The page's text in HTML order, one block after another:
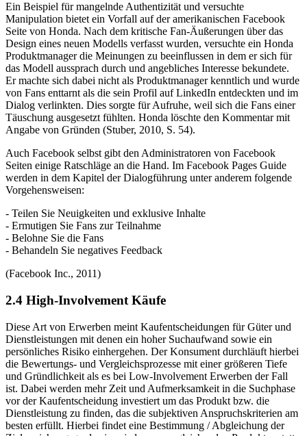
Ein Beispiel für mangelnde Authentizität und versuchte
Manipulation bietet ein Vorfall auf der amerikanischen Facebook
Seite von Honda. Nach dem kritische Fan-Äußerungen über das
Design eines neuen Modells verfasst wurden, versuchte ein Honda
Produktmanager die Meinungen zu beeinflussen in dem er sich für
das Modell aussprach durch und angebliches Interesse bekundete.
Er machte sich dabei nicht als Produktmanager kenntlich und wurde
von Fans enttarnt als die sein Profil auf LinkedIn entdeckten und im
Dialog verlinkten. Dies sorgte für Aufruhe, weil sich die Fans einer
Täuschung ausgesetzt fühlten. Honda löschte den Kommentar mit
Angabe von Gründen (Stuber, 2010, S. 54).
Auch Facebook selbst gibt den Administratoren von Facebook
Seiten einige Ratschläge an die Hand. Im Facebook Pages Guide
werden in dem Kapitel der Dialogführung unter anderem folgende
Vorgehensweisen:
- Teilen Sie Neuigkeiten und exklusive Inhalte
- Ermutigen Sie Fans zur Teilnahme
- Belohne Sie die Fans
- Behandeln Sie negatives Feedback
(Facebook Inc., 2011)
2.4 High-Involvement Käufe
Diese Art von Erwerben meint Kaufentscheidungen für Güter und
Dienstleistungen mit denen ein hoher Suchaufwand sowie ein
persönliches Risiko einhergehen. Der Konsument durchläuft hierbei
die Bewertungs- und Vergleichsprozesse mit einer größeren Tiefe
und Gründlichkeit als es bei Low-Involvement Erwerben der Fall
ist. Dabei werden mehr Zeit und Aufmerksamkeit in die Suchphase
vor der Kaufentscheidung investiert um das Produkt bzw. die
Dienstleistung zu finden, das die subjektiven Anspruchskriterien am
besten erfüllt. Hierbei findet eine Bestimmung / Abgleichung der